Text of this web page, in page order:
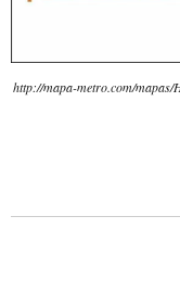
http://mapa-metro.com/